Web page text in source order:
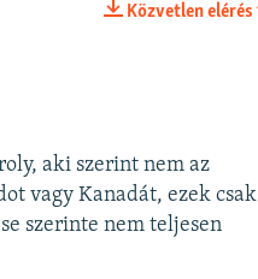
Közvetlen elérés
aki szerint nem az
vagy Kanadát, ezek csak
szerinte nem teljesen